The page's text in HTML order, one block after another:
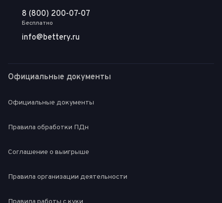
8 (800) 200-07-07
Бесплатно
info@bettery.ru
Официальные документы
Официальные документы
Правила обработки ПДн
Соглашение о выигрыше
Правила организации деятельности